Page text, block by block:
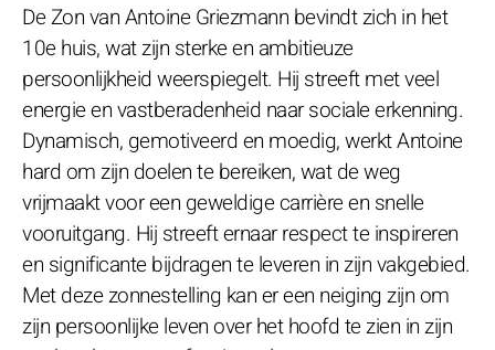
De Zon van Antoine Griezmann bevindt zich in het
10e huis, wat zijn sterke en ambitieuze
persoonlijkheid weerspiegelt. Hij streeft met veel
energie en vastberadenheid naar sociale erkenning.
Dynamisch, gemotiveerd en moedig, werkt Antoine
hard om zijn doelen te bereiken, wat de weg
vrijmaakt voor een geweldige carrière en snelle
vooruitgang. Hij streeft ernaar respect te inspireren
en significante bijdragen te leveren in zijn vakgebied.
Met deze zonnestelling kan er een neiging zijn om
zijn persoonlijke leven over het hoofd te zien in zijn